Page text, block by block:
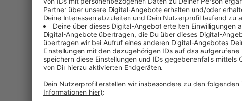
Die Grenzanlage aus der römischen
dem Seebad Katwijk in den
Die Reste des ehemalige
freut man sich über die
weiterhin der Erhaltung und
können. Der Niedergermanische